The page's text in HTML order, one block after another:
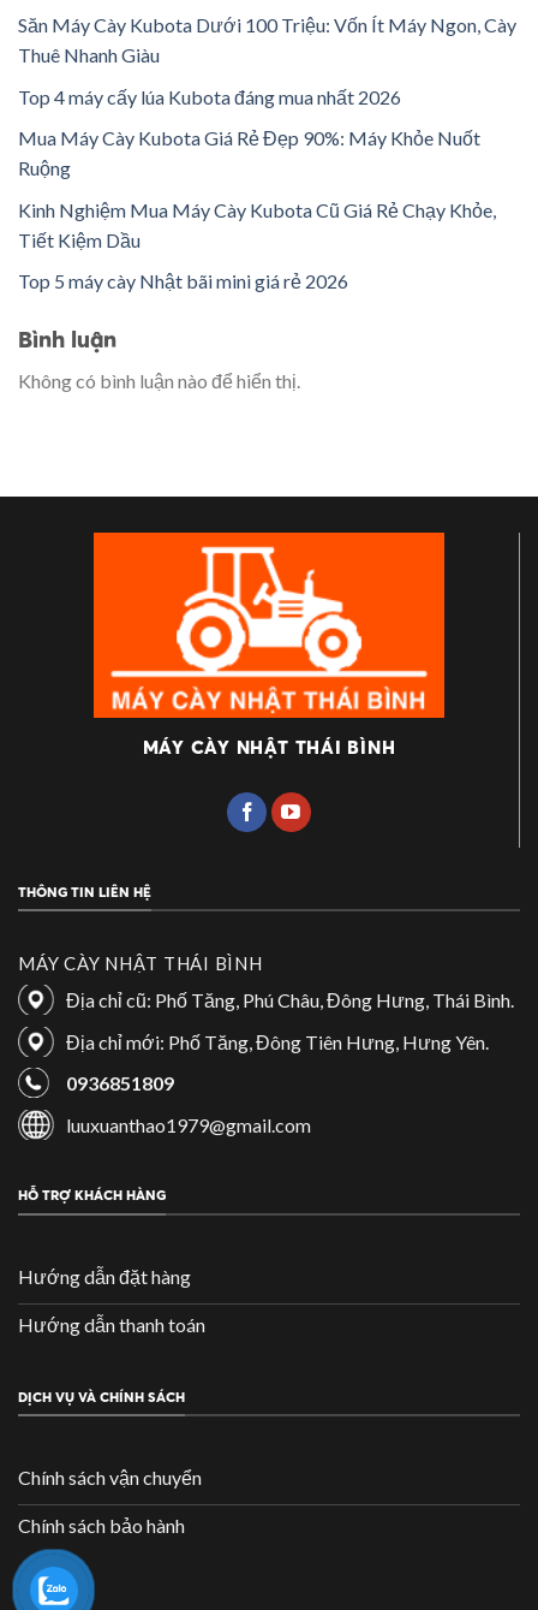
Săn Máy Cày Kubota Dưới 100 Triệu: Vốn Ít Máy Ngon, Cày
Thuê Nhanh Giàu
Top 4 máy cấy lúa Kubota đáng mua nhất 2026
Mua Máy Cày Kubota Giá Rẻ Đẹp 90%: Máy Khỏe Nuốt
Ruộng
Kinh Nghiệm Mua Máy Cày Kubota Cũ Giá Rẻ Chạy Khỏe,
Tiết Kiệm Dầu
Top 5 máy cày Nhật bãi mini giá rẻ 2026
Bình luận
Không có bình luận nào để hiển thị.
MÁY CÀY NHẬT THÁI BÌNH
THÔNG TIN LIÊN HỆ
MÁY CÀY NHẬT THÁI BÌNH
Địa chỉ cũ: Phố Tăng, Phú Châu, Đông Hưng, Thái Bình.
Địa chỉ mới: Phố Tăng, Đông Tiên Hưng, Hưng Yên.
0936851809
luuxuanthao1979@gmail.com
HỖ TRỢ KHÁCH HÀNG
Hướng dẫn đặt hàng
Hướng dẫn thanh toán
DỊCH VỤ VÀ CHÍNH SÁCH
Chính sách vận chuyển
Chính sách bảo hành